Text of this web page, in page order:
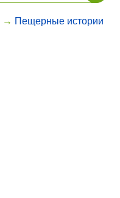
→ Пещерные истории